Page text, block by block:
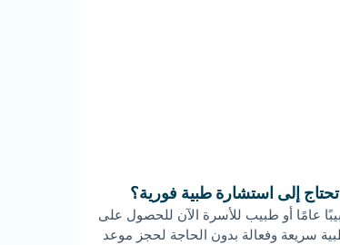
إلى استشارة طبية فورية؟
عامًا أو طبيب للأسرة الآن للحصول على
سريعة وفعالة بدون الحاجة لحجز موعد